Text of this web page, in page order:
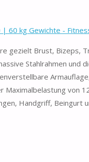
60 kg Gewichte -
gezielt Brust,
Stahlrahmen
Maximalbelastung
Handgriff,